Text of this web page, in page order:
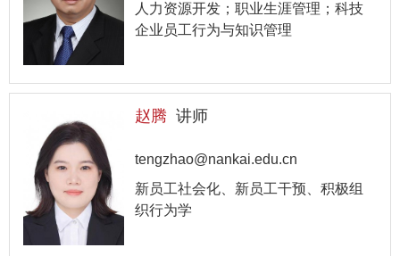
人力资源开发；职业生涯管理；科技
企业员工行为与知识管理
赵腾 讲师
tengzhao@nankai.edu.cn
新员工社会化、新员工干预、积极组
织行为学